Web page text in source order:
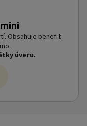
Obsahuje benefit
úveru.